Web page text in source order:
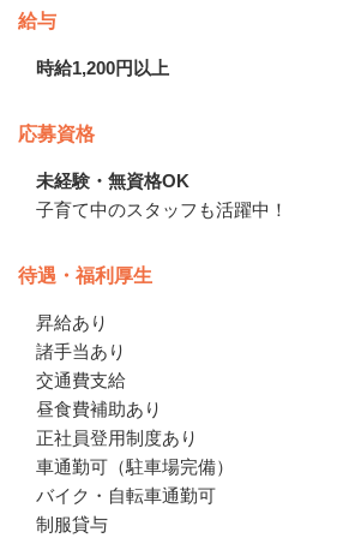
給与
時給1,200円以上
応募資格
未経験・無資格OK
子育て中のスタッフも活躍中！
待遇・福利厚生
昇給あり
諸手当あり
交通費支給
昼食費補助あり
正社員登用制度あり
車通勤可（駐車場完備）
バイク・自転車通勤可
制服貸与